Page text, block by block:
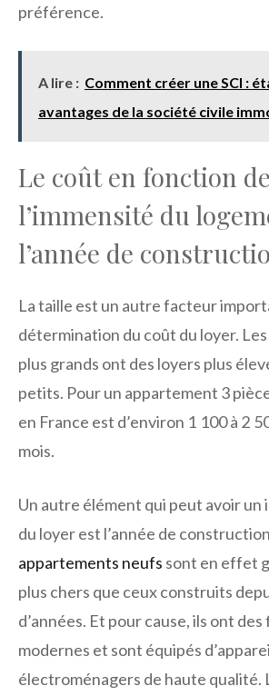
préférence.
A lire : Comment créer une SCI :
avantages de la société civile
Le coût en fonction de
l’immensité du
l’année de
La taille est un autre facteur
détermination du coût du loyer.
plus grands ont des loyers plus
petits. Pour un appartement 3
en France est d’environ 1 100 à 2
mois.
Un autre élément qui peut avoir un
du loyer est l’année de
appartements neufs sont en effet
plus chers que ceux construits
d’années. Et pour cause, ils ont
modernes et sont équipés
électroménagers de haute qualité.